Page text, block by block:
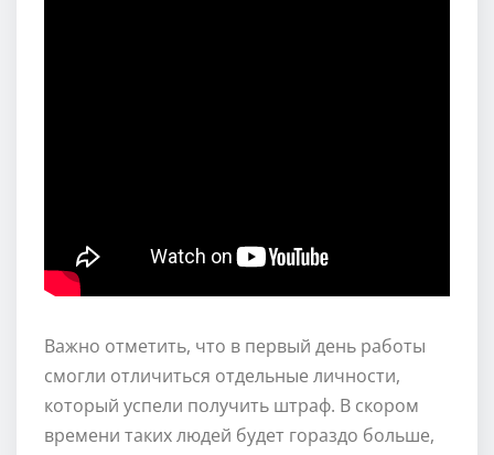
Важно отметить, что в первый день работы
смогли отличиться отдельные личности,
который успели получить штраф. В скором
времени таких людей будет гораздо больше,